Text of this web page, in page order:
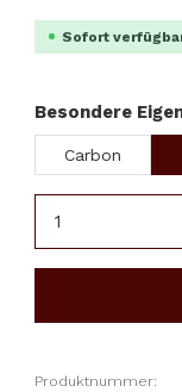
Sofort
Besondere
Carbon
Produktnummer: